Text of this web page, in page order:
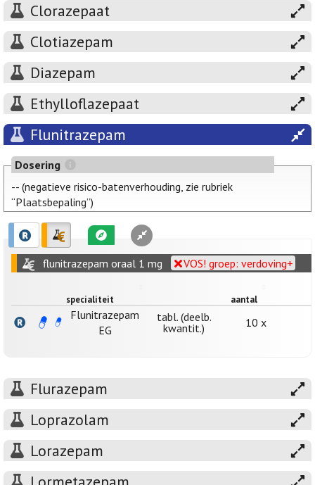
Clorazepaat
Clotiazepam
Diazepam
Ethylloflazepaat
Flunitrazepam
Dosering
-- (negatieve risico-batenverhouding, zie rubriek
“Plaatsbepaling”)
flunitrazepam oraal 1 mg VOS! groep: verdoving+
specialiteit aantal
Flunitrazepam
EG
tabl. (deelb.
kwantit.)
10 x
Flurazepam
Loprazolam
Lorazepam